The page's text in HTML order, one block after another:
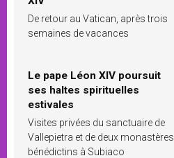
De retour au Vatican, après trois
semaines de vacances
Le pape Léon XIV poursuit
ses haltes spirituelles
estivales
Visites privées du sanctuaire de
Vallepietra et de deux monastères
bénédictins à Subiaco